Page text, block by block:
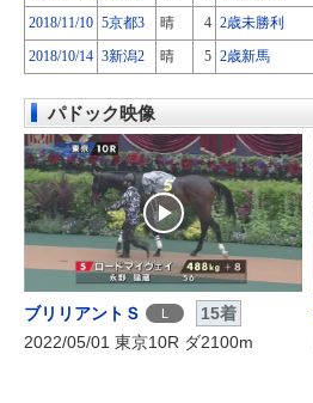
2018/11/10 5京都3 晴 4 2歳未勝利
2018/10/14 3新潟2 晴 5 2歳新馬
パドック映像
ブリリアントＳ L
15着
2022/05/01 東京10R ダ2100m